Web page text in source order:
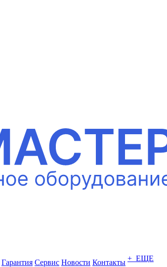
Гарантия Сервис Новости Контакты + ЕЩЕ